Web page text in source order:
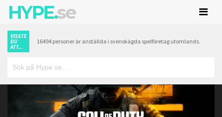
HYPE.se
VISSTE
DU
ATT...
16494 personer är anställda i svenskägda spelföretag utomlands.